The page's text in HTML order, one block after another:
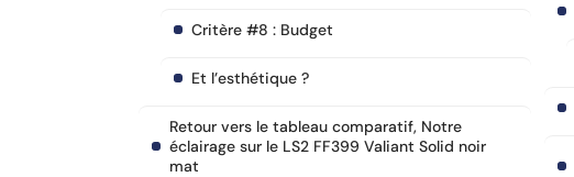
Critère #8 : Budget
Et l’esthétique ?
Retour vers le tableau comparatif, Notre
éclairage sur le LS2 FF399 Valiant Solid noir
mat